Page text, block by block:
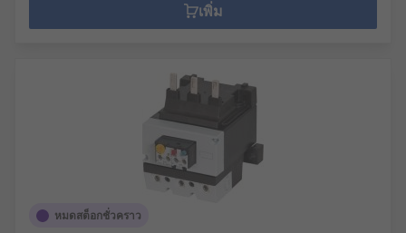
เพิ่ม
หมดสต็อกชั่วคราว